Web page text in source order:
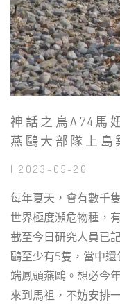
神話之鳥A74馬
燕鷗大部隊上島
| 2023-05-26
每年夏天，會有數千
世界極度瀕危物種，
截至今日研究人員已
鷗至少有5隻，當中
端鳳頭燕鷗。想必今
來到馬祖，不妨安排